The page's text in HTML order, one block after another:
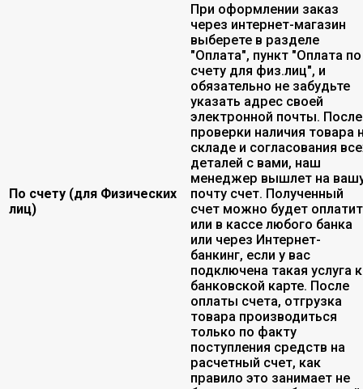
По счету (для Физических
лиц)
При оформлении заказ
через интернет-магазин
выберете в разделе
"Оплата", пункт "Оплата по
счету для физ.лиц", и
обязательно не забудьте
указать адрес своей
электронной почты. После
проверки наличия товара
складе и согласования
деталей с вами, наш
менеджер вышлет на
почту счет. Полученный
счет можно будет
или в кассе любого банка
или через Интернет-
банкинг, если у вас
подключена такая услуга к
банковской карте. После
оплаты счета, отгрузка
товара производиться
только по факту
поступления средств на
расчетный счет, как
правило это занимает не